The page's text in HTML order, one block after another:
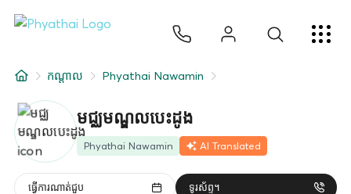
អំពីពួកយើង
សាខាមន្ទីរពេទ្យ
កណ្តាល Phyathai Nawamin
មជ្ឈមណ្ឌលបេះដូង
Phyathai Nawamin AI Translated
ធ្វើការណាត់ជួប ទូរស័ព្ទ។